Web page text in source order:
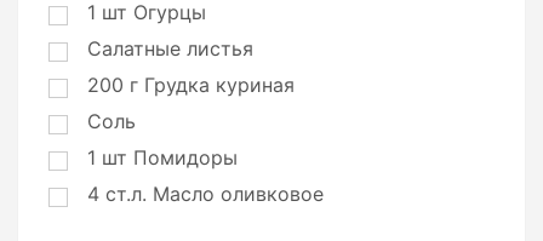
1 шт Огурцы
Салатные листья
200 г Грудка куриная
Соль
1 шт Помидоры
4 ст.л. Масло оливковое